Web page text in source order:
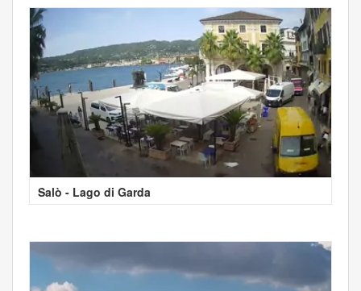
Salò - Lago di Garda